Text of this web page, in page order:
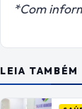
*Com
LEIA TAMBÉM